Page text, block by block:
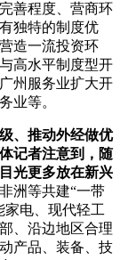
善程度、营商环
独特的制度优
造一流投资环
高水平制度型开
州服务业扩大开
业等。
、推动外经做优
记者注意到，随
光更多放在新兴
洲等共建“一带
家电、现代轻工
、沿边地区合理
产品、装备、技